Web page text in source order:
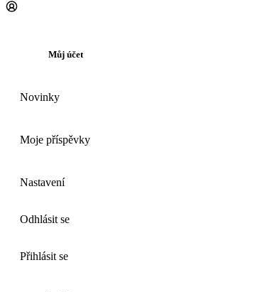
Můj účet
Novinky
Moje příspěvky
Nastavení
Odhlásit se
Přihlásit se